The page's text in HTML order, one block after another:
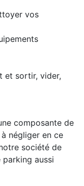
vos
et sortir, vider,
composante de
négliger en ce
société de
aussi